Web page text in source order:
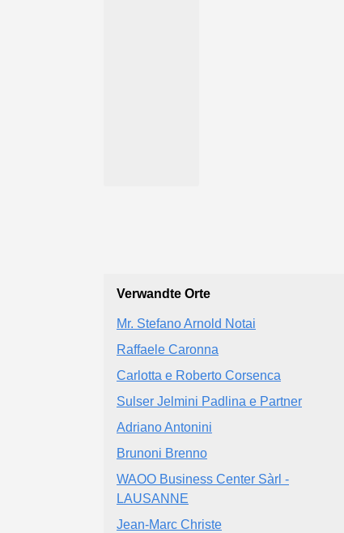
Verwandte Orte
Mr. Stefano Arnold Notai
Raffaele Caronna
Carlotta e Roberto Corsenca
Sulser Jelmini Padlina e Partner
Adriano Antonini
Brunoni Brenno
WAOO Business Center Sàrl -
LAUSANNE
Jean-Marc Christe